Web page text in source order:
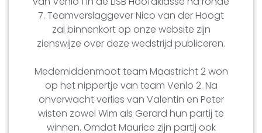
7. Teamverslaggever Nico van der Hoogt
zal binnenkort op onze website zijn
zienswijze over deze wedstrijd publiceren.
Medemiddenmoot team Maastricht 2 won
op het nippertje van team Venlo 2. Na
onverwacht verlies van Valentin en Peter
wisten zowel Wim als Gerard hun partij te
winnen. Omdat Maurice zijn partij ook